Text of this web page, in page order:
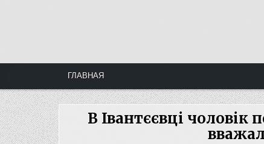
ГЛАВНАЯ
В Івантєєвці чоловік